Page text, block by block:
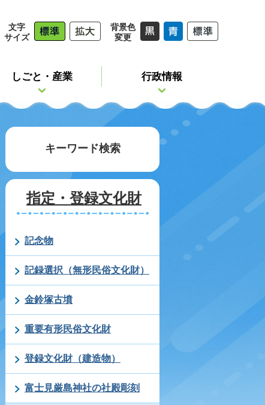
文字
サイズ
背景色
変更
しごと・産業 行政情報
キーワード検索
指定・登録文化財
記念物
記録選択（無形民俗文化財）
金鈴塚古墳
重要有形民俗文化財
登録文化財（建造物）
富士見厳島神社の社殿彫刻